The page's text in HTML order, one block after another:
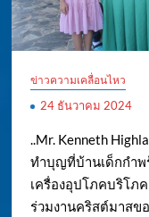
ข่าวความเคลื่อนไหว
24 ธันวาคม 2024
..Mr. Kenneth
ทำบุญที่บ้านเด็กกำพ
เครื่องอุปโภคบริโภ
ร่วมงานคริสต์มาสข